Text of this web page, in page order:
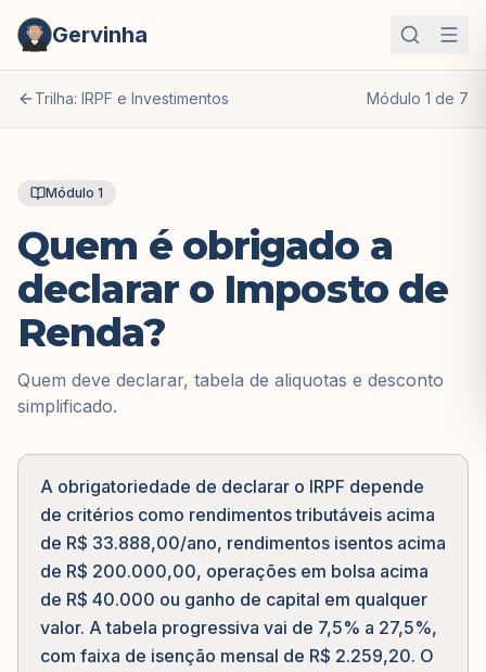
Gervinha
Trilha: IRPF e Investimentos Módulo 1 de 7
Módulo 1
Quem é obrigado a
declarar o Imposto de
Renda?
Quem deve declarar, tabela de aliquotas e desconto
simplificado.
A obrigatoriedade de declarar o IRPF depende
de critérios como rendimentos tributáveis acima
de R$ 33.888,00/ano, rendimentos isentos acima
de R$ 200.000,00, operações em bolsa acima
de R$ 40.000 ou ganho de capital em qualquer
valor. A tabela progressiva vai de 7,5% a 27,5%,
com faixa de isenção mensal de R$ 2.259,20. O